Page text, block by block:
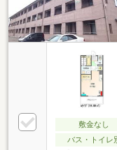
敷金なし
バス・トイレ